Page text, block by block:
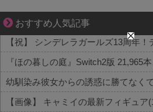
おすすめ人気記事
結婚生活の「当たり前」が壊れる瞬間
『ほの暮しの庭』Switch2版 21,965
幼馴染み彼女からの誘惑に勝てなく